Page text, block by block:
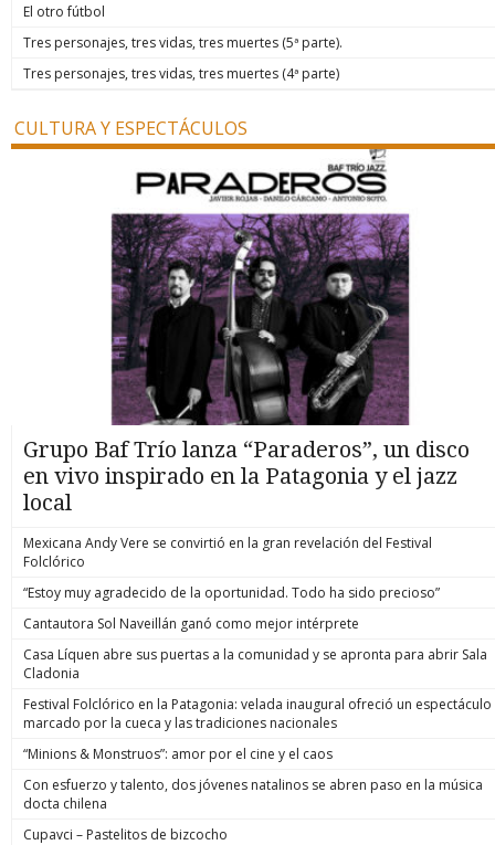
El otro fútbol
Tres personajes, tres vidas, tres muertes (5ª parte).
Tres personajes, tres vidas, tres muertes (4ª parte)
CULTURA Y ESPECTÁCULOS
Grupo Baf Trío lanza “Paraderos”, un disco
en vivo inspirado en la Patagonia y el jazz
local
Mexicana Andy Vere se convirtió en la gran revelación del Festival
Folclórico
“Estoy muy agradecido de la oportunidad. Todo ha sido precioso”
Cantautora Sol Naveillán ganó como mejor intérprete
Casa Líquen abre sus puertas a la comunidad y se apronta para abrir Sala
Cladonia
Festival Folclórico en la Patagonia: velada inaugural ofreció un espectáculo
marcado por la cueca y las tradiciones nacionales
“Minions & Monstruos”: amor por el cine y el caos
Con esfuerzo y talento, dos jóvenes natalinos se abren paso en la música
docta chilena
Cupavci – Pastelitos de bizcocho